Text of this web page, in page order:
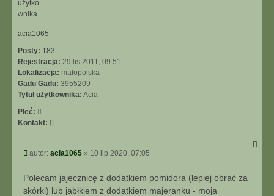
e
k
acia1065
Posty: 183
Rejestracja: 29 lis 2011, 09:51
Lokalizacja: małopolska
Gadu Gadu: 3955209
Tytuł użytkownika: Acia
Płeć:
Kontakt:
n
t
a
k
P
o
s
autor: acia1065 » 10 lip 2020, 07:05
Polecam jajecznicę z dodatkiem pomidora (lepiej obrać za
skórki) lub jabłkiem z dodatkiem majeranku - moja